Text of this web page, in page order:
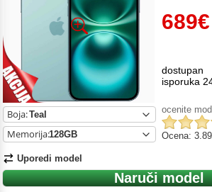
Boja:
Memorija:
Uporedi model
689€
dostupan
isporuka
ocenite
Ocena:
Naruči model